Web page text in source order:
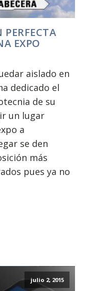
PERFECTA
EXPO
aislado en
dedicado el
de su
un lugar
a
se den
más
pues ya no
julio 2, 2015